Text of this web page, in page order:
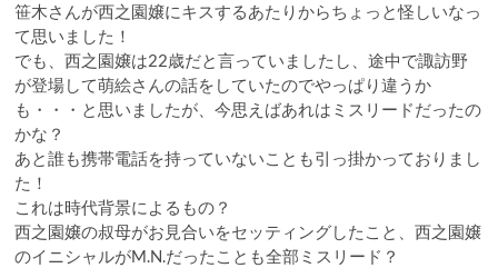
笹木さんが西之園嬢にキスするあたりからちょっと怪しいなっ
て思いました！
でも、西之園嬢は22歳だと言っていましたし、途中で諏訪野
が登場して萌絵さんの話をしていたのでやっぱり違うか
も・・・と思いましたが、今思えばあれはミスリードだったの
かな？
あと誰も携帯電話を持っていないことも引っ掛かっておりまし
た！
これは時代背景によるもの？
西之園嬢の叔母がお見合いをセッティングしたこと、西之園嬢
のイニシャルがM.N.だったことも全部ミスリード？